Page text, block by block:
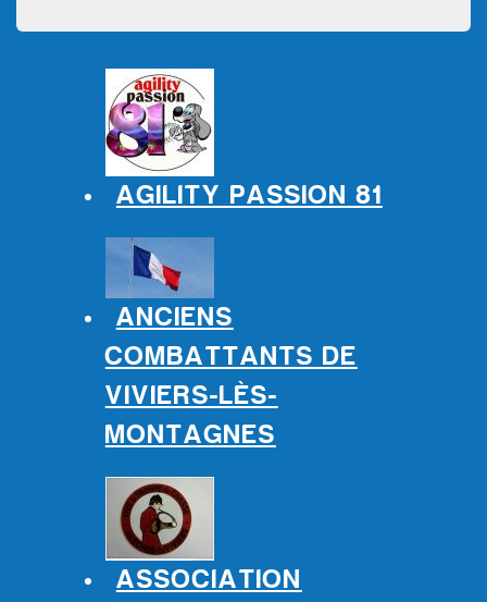
AGILITY PASSION 81
ANCIENS
COMBATTANTS DE
VIVIERS-LÈS-
MONTAGNES
ASSOCIATION